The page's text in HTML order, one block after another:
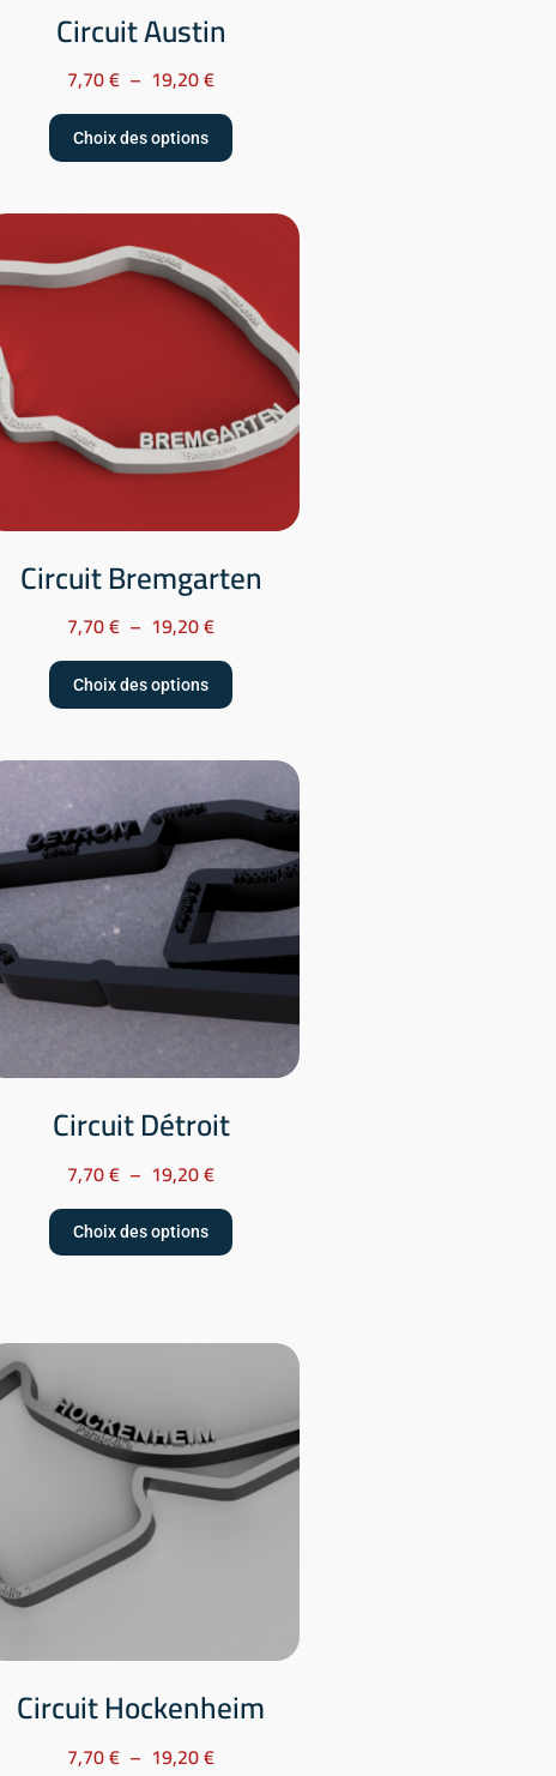
Circuit Austin
7,70€ – 19,20€
Choix des options
Circuit Bremgarten
7,70€ – 19,20€
Choix des options
Circuit Détroit
7,70€ – 19,20€
Choix des options
Circuit Hockenheim
7,70€ – 19,20€